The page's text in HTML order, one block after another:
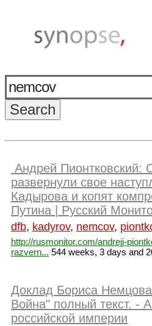
Андрей Пионтковский:
развернули свое
Кадырова и копят
Путина | Русский
dfb, kadyrov, nemcov,
http://rusmonitor.com/andrejj-
razvern... 544 weeks, 3 days and
Доклад Бориса
Война" полный текст. -
российской империи